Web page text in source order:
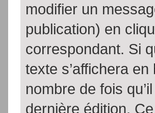
modifier un
publication) en
correspondant. Si
texte s’affichera
nombre de fois
dernière édition.